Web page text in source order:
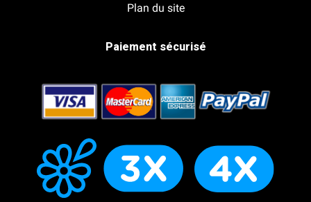
Plan du site
Paiement sécurisé